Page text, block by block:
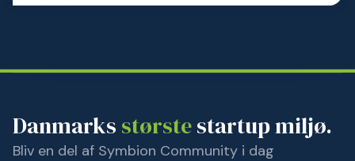
Danmarks størstestartup miljø.
Bliv en del af Symbion Community i dag